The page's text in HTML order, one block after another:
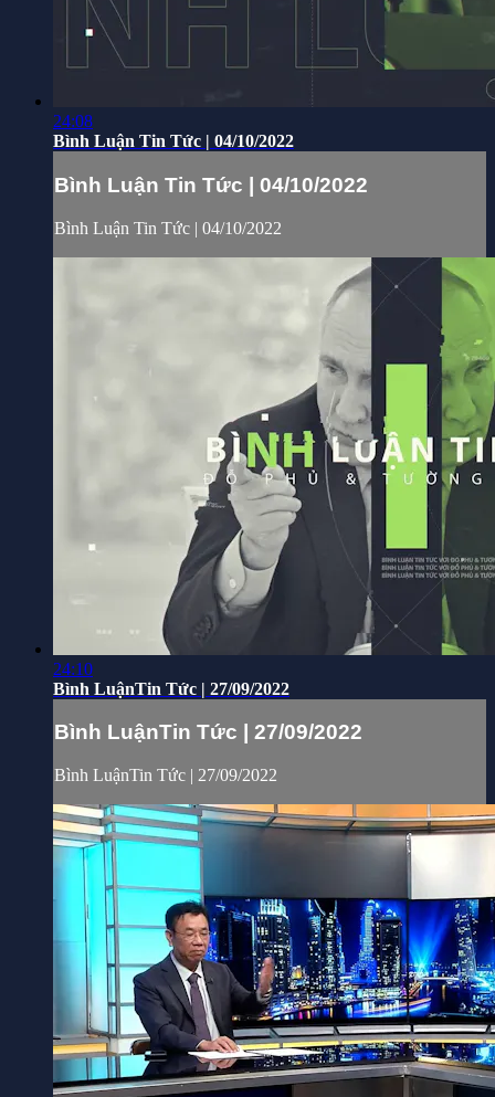
24:08
Bình Luận Tin Tức | 04/10/2022
Bình Luận Tin Tức | 04/10/2022
Bình Luận Tin Tức | 04/10/2022
24:10
Bình LuậnTin Tức | 27/09/2022
Bình LuậnTin Tức | 27/09/2022
Bình LuậnTin Tức | 27/09/2022